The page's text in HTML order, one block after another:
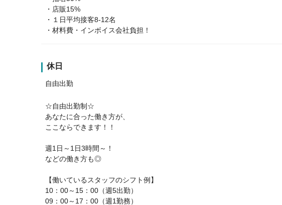
・店販15%
・１日平均接客8‐12名
・材料費・インボイス会社負担！
休日
自由出勤
☆自由出勤制☆
あなたに合った働き方が、
ここならできます！！
週1日～1日3時間～！
などの働き方も◎
【働いているスタッフのシフト例】
10：00～15：00（週5出勤）
09：00～17：00（週1勤務）